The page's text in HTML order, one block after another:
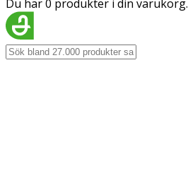
Du har 0 produkter i din varukorg.